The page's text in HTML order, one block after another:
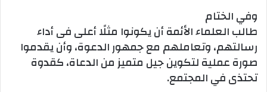
وفي الختام
طالب العلماء الأئمة أن يكونوا مثلًا أعلى فى أداء
رسالتهم، وتعاملهم مع جمهور الدعوة، وأن يقدموا
صورة عملية لتكوين جيل متميز من الدعاة، كقدوة
تحتذى في المجتمع.